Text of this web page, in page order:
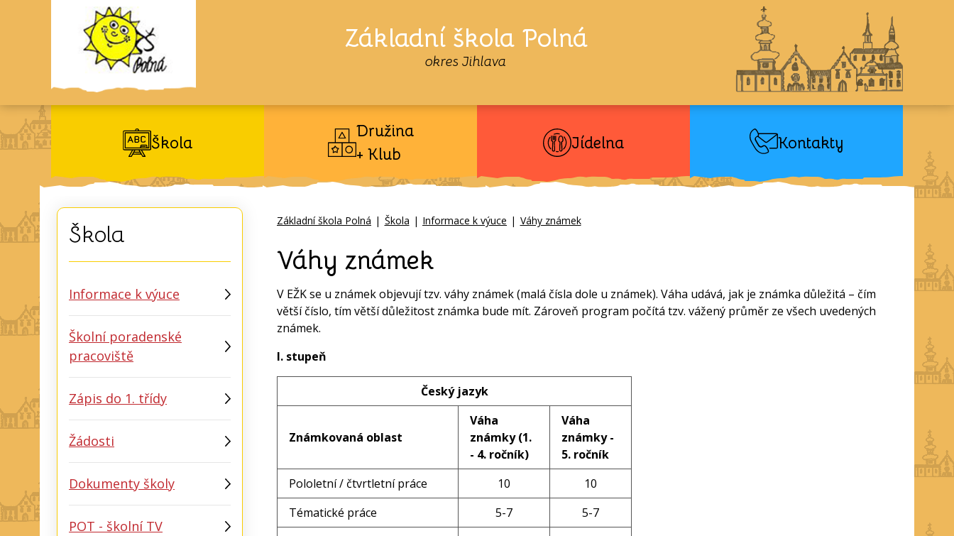
Základní škola Polná
okres Jihlava
Škola
Družina
+ Klub
Jídelna Kontakty
Základní škola Polná | Škola | Informace k výuce | Váhy známek
Váhy známek
V EŽK se u známek objevují tzv. váhy známek (malá čísla dole u známek). Váha udává, jak je známka důležitá – čím
větší číslo, tím větší důležitost známka bude mít. Zároveň program počítá tzv. vážený průměr ze všech uvedených
známek.
I. stupeň
Český jazyk
Známkovaná oblast
Váha
známky (1.
- 4. ročník)
Váha
známky -
5. ročník
Pololetní / čtvrtletní práce
10
10
Tématické práce
5-7
5-7
Škola
Informace k výuce
Školní poradenské
pracoviště
Zápis do 1. třídy
Žádosti
Dokumenty školy
POT - školní TV